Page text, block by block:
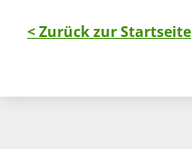
< Zurück zur Startseite